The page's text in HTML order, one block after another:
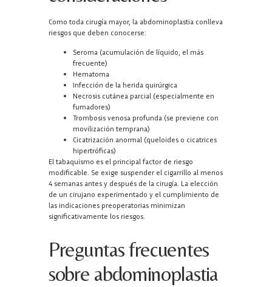
Como toda cirugía mayor, la abdominoplastia conlleva
riesgos que deben conocerse:
Seroma (acumulación de líquido, el más
frecuente)
Hematoma
Infección de la herida quirúrgica
Necrosis cutánea parcial (especialmente en
fumadores)
Trombosis venosa profunda (se previene con
movilización temprana)
Cicatrización anormal (queloides o cicatrices
hipertróficas)
El tabaquismo es el principal factor de riesgo
modificable. Se exige suspender el cigarrillo al menos
4 semanas antes y después de la cirugía. La elección
de un cirujano experimentado y el cumplimiento de
las indicaciones preoperatorias minimizan
significativamente los riesgos.
Preguntas frecuentes
sobre abdominoplastia